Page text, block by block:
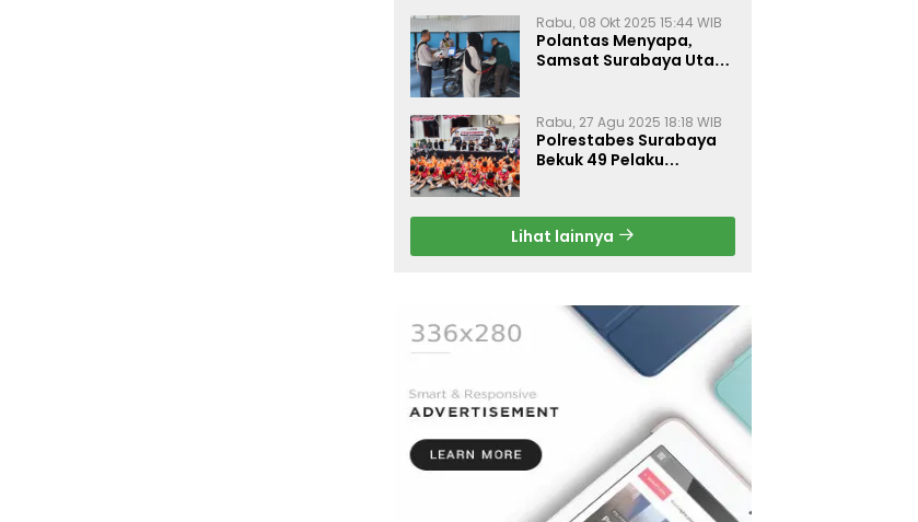
Rabu, 08 Okt 2025 15:44 WIB
Polantas Menyapa,
Samsat Surabaya Utara
Rabu, 27 Agu 2025 18:18 WIB
Polrestabes Surabaya
Bekuk 49 Pelaku
Gratis
Lihat lainnya